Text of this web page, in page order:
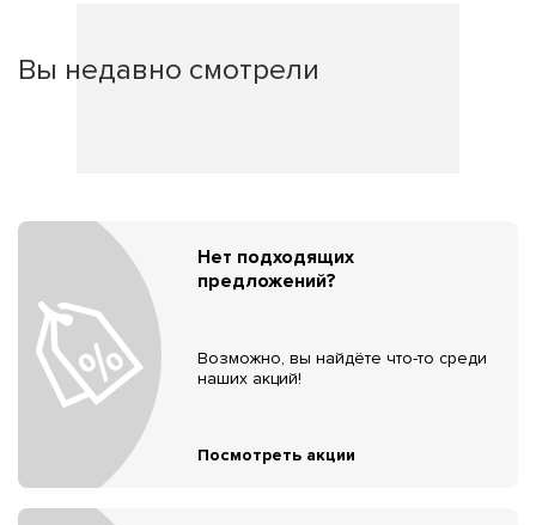
Вы недавно смотрели
Нет подходящих
предложений?
Возможно, вы найдёте что-то среди
наших акций!
Посмотреть акции